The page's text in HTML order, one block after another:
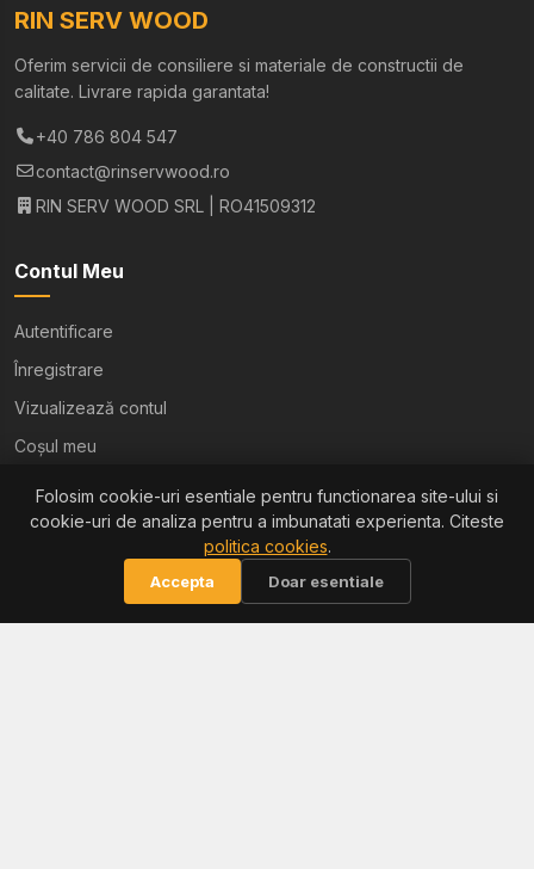
RIN SERV WOOD
Oferim servicii de consiliere si materiale de constructii de
calitate. Livrare rapida garantata!
+40 786 804 547
contact@rinservwood.ro
RIN SERV WOOD SRL | RO41509312
Contul Meu
Autentificare
Înregistrare
Vizualizează contul
Coșul meu
Ajutor
Termeni și condiții
Politica de confidențialitate
Folosim cookie-uri esentiale pentru functionarea site-ului si
cookie-uri de analiza pentru a imbunatati experienta. Citeste
politica cookies.
Accepta Doar esentiale